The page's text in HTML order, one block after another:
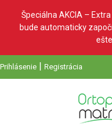
Špeciálna AKCIA –
bude automaticky
Prihlásenie | Registrácia